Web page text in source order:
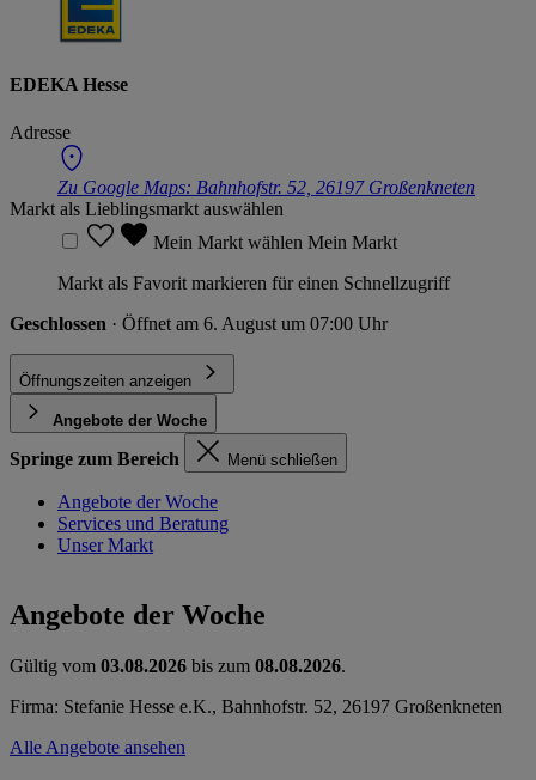
EDEKA Hesse
Adresse
Zu Google Maps: Bahnhofstr. 52, 26197 Großenkneten
Markt als Lieblingsmarkt auswählen
Mein Markt wählen Mein Markt
Markt als Favorit markieren für einen Schnellzugriff
Geschlossen · Öffnet am 6. August um 07:00 Uhr
Öffnungszeiten anzeigen
Angebote der Woche
Springe zum Bereich Menü schließen
Angebote der Woche
Services und Beratung
Unser Markt
Angebote der Woche
Gültig vom 03.08.2026 bis zum 08.08.2026.
Firma: Stefanie Hesse e.K., Bahnhofstr. 52, 26197 Großenkneten
Alle Angebote ansehen